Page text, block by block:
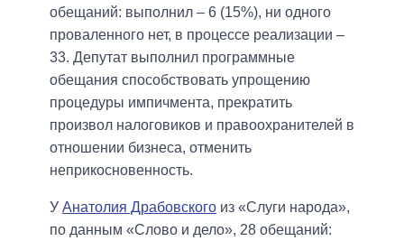
обещаний: выполнил – 6 (15%), ни одного
проваленного нет, в процессе реализации –
33. Депутат выполнил программные
обещания способствовать упрощению
процедуры импичмента, прекратить
произвол налоговиков и правоохранителей в
отношении бизнеса, отменить
неприкосновенность.
У Анатолия Драбовского из «Слуги народа»,
по данным «Слово и дело», 28 обещаний: